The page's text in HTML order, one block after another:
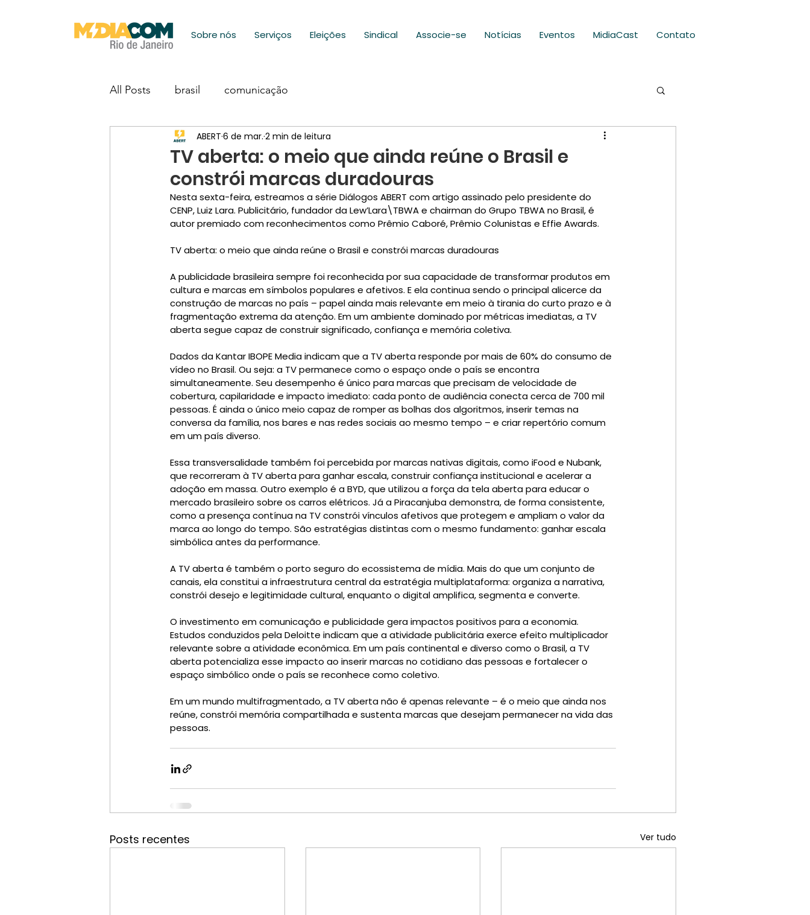
Sobre nós Serviços Eleições Sindical Associe-se Notícias Eventos MidiaCast Contato
All Posts brasil comunicação
TV aberta: o meio que ainda reúne o Brasil e
constrói marcas duradouras
ABERT 6 de mar. 2 min de leitura
Nesta sexta-feira, estreamos a série Diálogos ABERT com artigo assinado pelo presidente do
CENP, Luiz Lara. Publicitário, fundador da Lew’Lara\TBWA e chairman do Grupo TBWA no Brasil, é
autor premiado com reconhecimentos como Prêmio Caboré, Prêmio Colunistas e Effie Awards.
TV aberta: o meio que ainda reúne o Brasil e constrói marcas duradouras
A publicidade brasileira sempre foi reconhecida por sua capacidade de transformar produtos em
cultura e marcas em símbolos populares e afetivos. E ela continua sendo o principal alicerce da
construção de marcas no país – papel ainda mais relevante em meio à tirania do curto prazo e à
fragmentação extrema da atenção. Em um ambiente dominado por métricas imediatas, a TV
aberta segue capaz de construir significado, confiança e memória coletiva.
Dados da Kantar IBOPE Media indicam que a TV aberta responde por mais de 60% do consumo de
vídeo no Brasil. Ou seja: a TV permanece como o espaço onde o país se encontra
simultaneamente. Seu desempenho é único para marcas que precisam de velocidade de
cobertura, capilaridade e impacto imediato: cada ponto de audiência conecta cerca de 700 mil
pessoas. É ainda o único meio capaz de romper as bolhas dos algoritmos, inserir temas na
conversa da família, nos bares e nas redes sociais ao mesmo tempo – e criar repertório comum
em um país diverso.
Essa transversalidade também foi percebida por marcas nativas digitais, como iFood e Nubank,
que recorreram à TV aberta para ganhar escala, construir confiança institucional e acelerar a
adoção em massa. Outro exemplo é a BYD, que utilizou a força da tela aberta para educar o
mercado brasileiro sobre os carros elétricos. Já a Piracanjuba demonstra, de forma consistente,
como a presença contínua na TV constrói vínculos afetivos que protegem e ampliam o valor da
marca ao longo do tempo. São estratégias distintas com o mesmo fundamento: ganhar escala
simbólica antes da performance.
A TV aberta é também o porto seguro do ecossistema de mídia. Mais do que um conjunto de
canais, ela constitui a infraestrutura central da estratégia multiplataforma: organiza a narrativa,
constrói desejo e legitimidade cultural, enquanto o digital amplifica, segmenta e converte.
O investimento em comunicação e publicidade gera impactos positivos para a economia.
Estudos conduzidos pela Deloitte indicam que a atividade publicitária exerce efeito multiplicador
relevante sobre a atividade econômica. Em um país continental e diverso como o Brasil, a TV
aberta potencializa esse impacto ao inserir marcas no cotidiano das pessoas e fortalecer o
espaço simbólico onde o país se reconhece como coletivo.
Em um mundo multifragmentado, a TV aberta não é apenas relevante – é o meio que ainda nos
reúne, constrói memória compartilhada e sustenta marcas que desejam permanecer na vida das
pessoas.
Posts recentes Ver tudo